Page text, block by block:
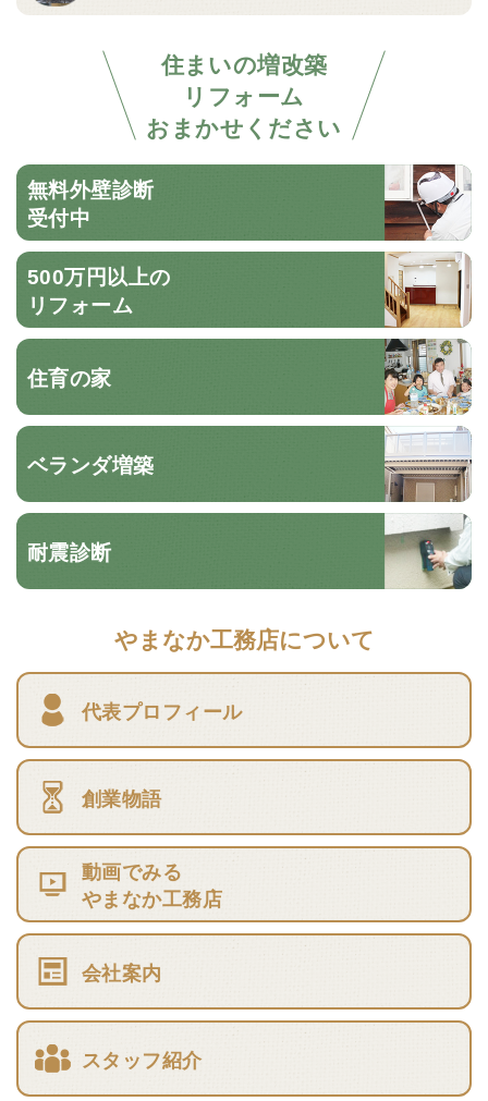
住まいの増改築
リフォーム
おまかせください
無料外壁診断
受付中
500万円以上の
リフォーム
住育の家
ベランダ増築
耐震診断
やまなか工務店について
代表プロフィール
創業物語
動画でみる
やまなか工務店
会社案内
スタッフ紹介